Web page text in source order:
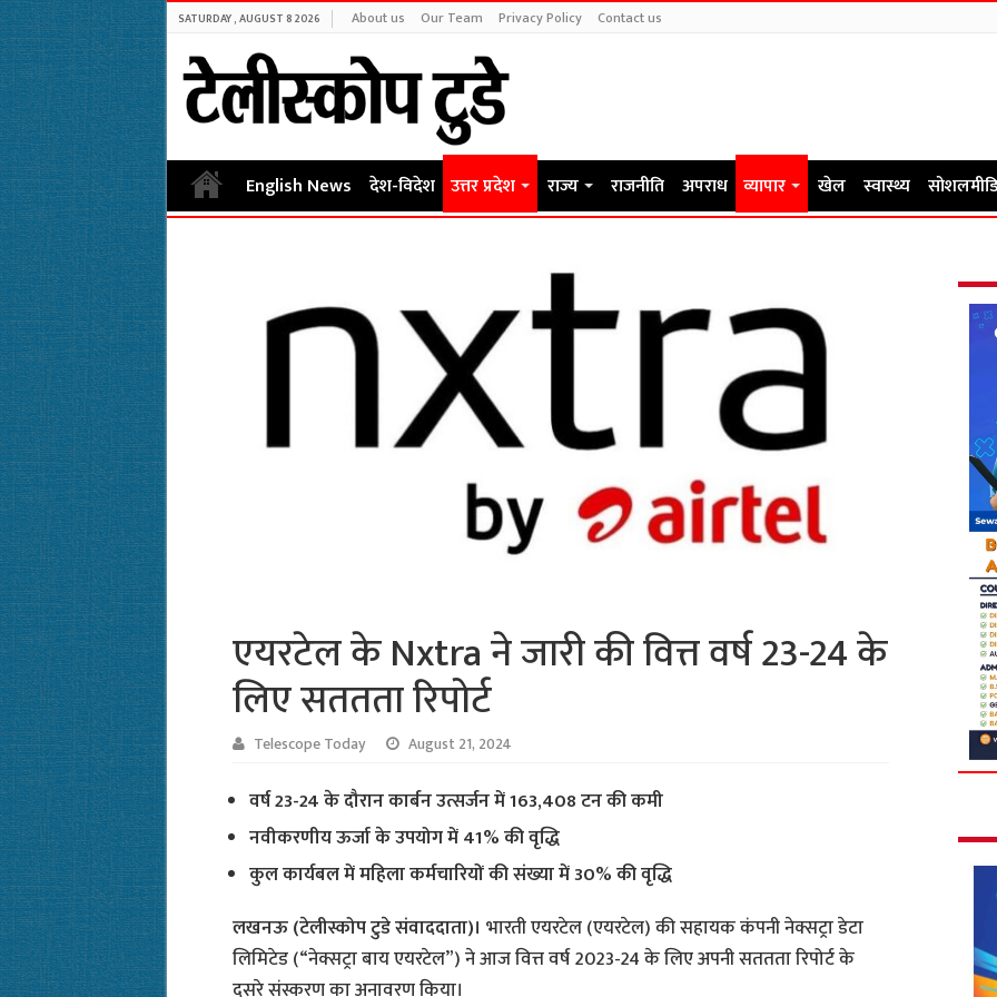
SATURDAY , AUGUST 8 2026 About us Our Team Privacy Policy Contact us
English News देश-विदेश उत्तर प्रदेश राज्य राजनीति अपराध व्यापार खेल स्वास्थ्य
एयरटेल के Nxtra ने जारी की वित्त वर्ष 23-24 के
लिए सततता रिपोर्ट
Telescope Today August 21, 2024
वर्ष 23-24 के दौरान कार्बन उत्सर्जन में 163,408 टन की कमी
नवीकरणीय ऊर्जा के उपयोग में 41% की वृद्धि
कुल कार्यबल में महिला कर्मचारियों की संख्या में 30% की वृद्धि
लखनऊ (टेलीस्कोप टुडे संवाददाता)। भारती एयरटेल (एयरटेल) की सहायक कंपनी नेक्सट्रा डेटा
लिमिटेड (“नेक्सट्रा बाय एयरटेल”) ने आज वित्त वर्ष 2023-24 के लिए अपनी सततता रिपोर्ट के
दूसरे संस्करण का अनावरण किया।